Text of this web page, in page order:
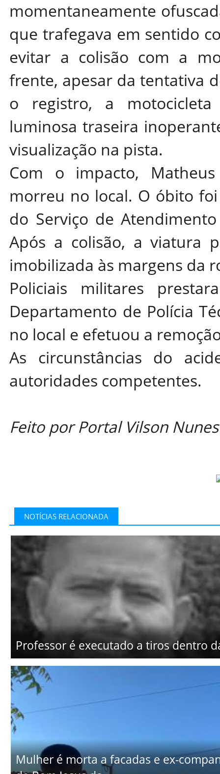
momentaneamente
que trafegava em sentido
evitar a colisão com a
frente, apesar da tentativa
o registro, a
luminosa traseira
visualização na pista.
Com o impacto,
morreu no local. O óbito
do Serviço de
Após a colisão, a viatura
imobilizada às margens da
Policiais militares
Departamento de Polícia
no local e efetuou a
As circunstâncias do
autoridades competentes.
Feito por Portal Vilson Nunes
NOTÍCIAS RELACIONADA
Professor é executado a tiros dentro
Mulher é morta a facadas e ex-